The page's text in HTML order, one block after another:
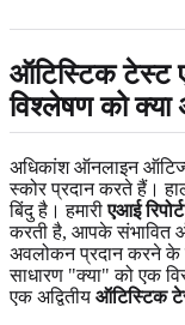
ऑटिस्टिक टेस्ट
विश्लेषण को क्या
अधिकांश ऑनलाइन
स्कोर प्रदान करते हैं।
बिंदु है। हमारीएआई रिपोर्ट
करती है, आपके संभावित
अवलोकन प्रदान करने के
साधारण "क्या" को एक
एक अद्वितीय ऑटिस्टिक